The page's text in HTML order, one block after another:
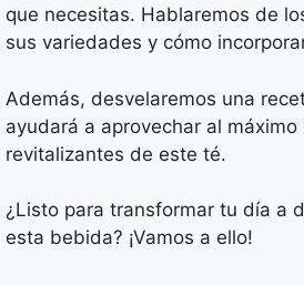
que necesitas. Hablaremos de
sus variedades y cómo
Además, desvelaremos una
ayudará a aprovechar al
revitalizantes de este té.
¿Listo para transformar tu día a
esta bebida? ¡Vamos a ello!